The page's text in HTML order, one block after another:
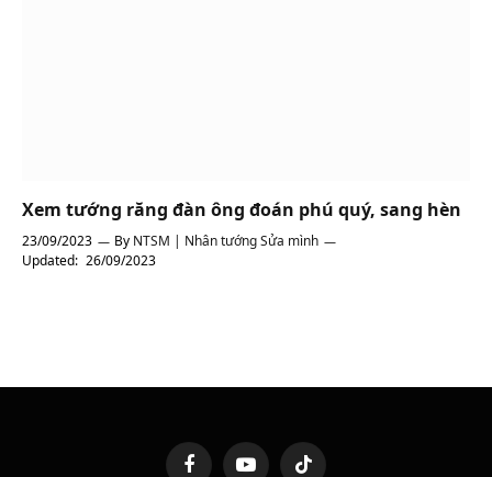
Xem tướng răng đàn ông đoán phú quý, sang hèn
23/09/2023 By NTSM | Nhân tướng Sửa mình
Updated: 26/09/2023